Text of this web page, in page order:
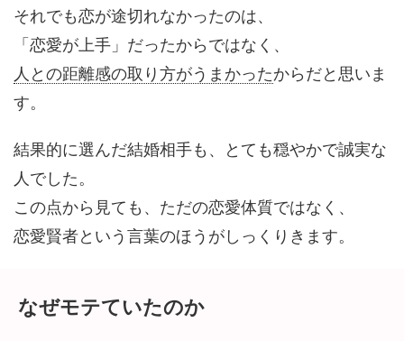
それでも恋が途切れなかったのは、
「恋愛が上手」だったからではなく、
人との距離感の取り方がうまかったからだと思いま
す。
結果的に選んだ結婚相手も、とても穏やかで誠実な
人でした。
この点から見ても、ただの恋愛体質ではなく、
恋愛賢者という言葉のほうがしっくりきます。
なぜモテていたのか